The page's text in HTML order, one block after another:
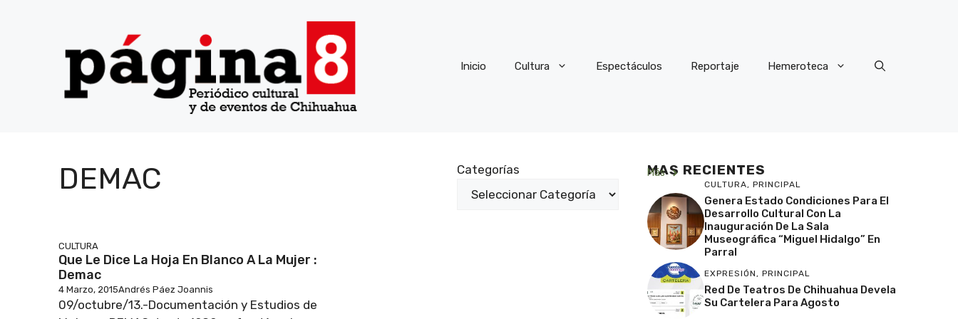
Inicio Cultura Espectáculos Reportaje Hemeroteca
DEMAC Categorías
CULTURA
Que Le Dice La Hoja En Blanco A La Mujer :
Demac
4 Marzo, 2015Andrés Páez Joannis
09/octubre/13.-Documentación y Estudios de
MAS RECIENTES
Más
CULTURA, PRINCIPAL
Genera Estado Condiciones Para El
Desarrollo Cultural Con La
Inauguración De La Sala
Museográfica “Miguel Hidalgo” En
Parral
EXPRESIÓN, PRINCIPAL
Red De Teatros De Chihuahua Devela
Su Cartelera Para Agosto